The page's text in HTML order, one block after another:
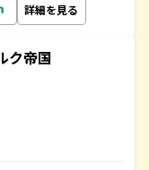
詳細を見る
ク帝国